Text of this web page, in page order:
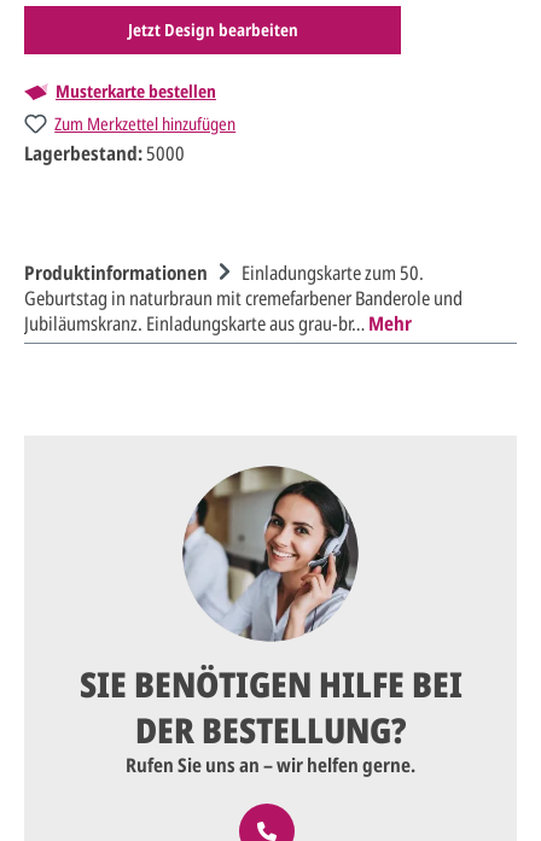
Jetzt Design bearbeiten
Musterkarte bestellen
Zum Merkzettel hinzufügen
Lagerbestand:5000
Produktinformationen
Einladungskarte zum 50.
Geburtstag in naturbraun mit cremefarbener Banderole und
Jubiläumskranz. Einladungskarte aus grau-br…Mehr
SIE BENÖTIGEN HILFE BEI
DER BESTELLUNG?
Rufen Sie uns an – wir helfen gerne.